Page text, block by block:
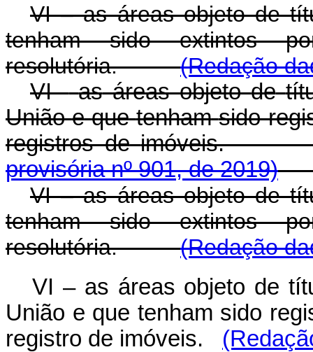
VI – as áreas objeto de
tenham sido extintos
resolutória.(Redação
VI- as áreas objeto de
União e que tenham sido
registros de
provisória nº 901, de 2019)
VI – as áreas objeto de
tenham sido extintos
resolutória.(Redação
VI – as áreas objeto de
União e que tenham sido
registro de imóveis.